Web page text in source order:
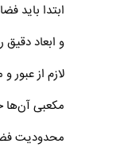
ابتدا باید
و ابعاد
لازم از عبور
مکعبی
محدودیت